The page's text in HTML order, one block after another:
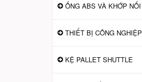
ỐNG ABS VÀ KHỚP NỐI
THIẾT BỊ CÔNG NGHIỆP
KỆ PALLET SHUTTLE